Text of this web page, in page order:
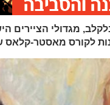
מגדולי הציירים
לקורס מאסטר-קלאס